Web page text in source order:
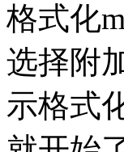
格式化
选择附
示格式